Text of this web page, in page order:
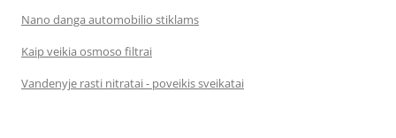
Nano danga automobilio stiklams
Kaip veikia osmoso filtrai
Vandenyje rasti nitratai - poveikis sveikatai